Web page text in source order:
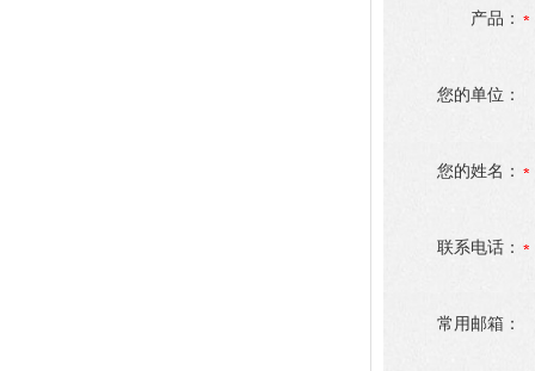
产品：
您的单位：
您的姓名：
联系电话：
常用邮箱：